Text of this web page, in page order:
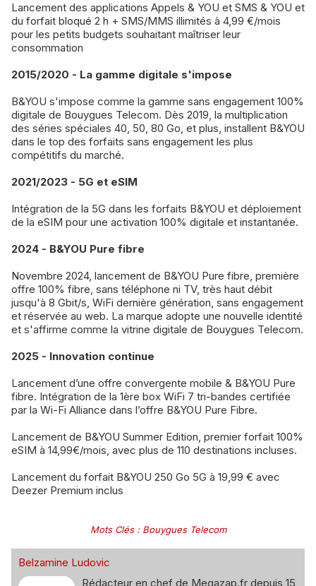
Lancement des applications Appels & YOU et SMS & YOU et
du forfait bloqué 2 h + SMS/MMS illimités à 4,99 €/mois
pour les petits budgets souhaitant maîtriser leur
consommation
2015/2020 - La gamme digitale s'impose
B&YOU s'impose comme la gamme sans engagement 100%
digitale de Bouygues Telecom. Dès 2019, la multiplication
des séries spéciales 40, 50, 80 Go, et plus, installent B&YOU
dans le top des forfaits sans engagement les plus
compétitifs du marché.
2021/2023 - 5G et eSIM
Intégration de la 5G dans les forfaits B&YOU et déploiement
de la eSIM pour une activation 100% digitale et instantanée.
2024 - B&YOU Pure fibre
Novembre 2024, lancement de B&YOU Pure fibre, première
offre 100% fibre, sans téléphone ni TV, très haut débit
jusqu'à 8 Gbit/s, WiFi dernière génération, sans engagement
et réservée au web. La marque adopte une nouvelle identité
et s'affirme comme la vitrine digitale de Bouygues Telecom.
2025 - Innovation continue
Lancement d’une offre convergente mobile & B&YOU Pure
fibre. Intégration de la 1ère box WiFi 7 tri-bandes certifiée
par la Wi-Fi Alliance dans l’offre B&YOU Pure Fibre.
Lancement de B&YOU Summer Edition, premier forfait 100%
eSIM à 14,99€/mois, avec plus de 110 destinations incluses.
Lancement du forfait B&YOU 250 Go 5G à 19,99 € avec
Deezer Premium inclus
Mots Clés: Bouygues Telecom
Belzamine Ludovic
Rédacteur en chef de Megazap.fr depuis 15